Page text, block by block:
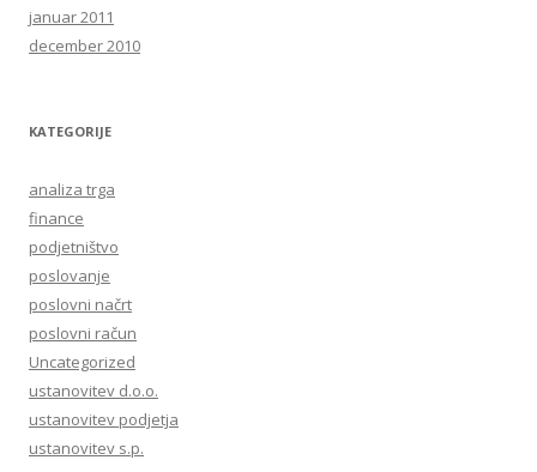
januar 2011
december 2010
KATEGORIJE
analiza trga
finance
podjetništvo
poslovanje
poslovni načrt
poslovni račun
Uncategorized
ustanovitev d.o.o.
ustanovitev podjetja
ustanovitev s.p.